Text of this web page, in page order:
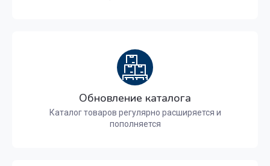
Обновление каталога
Каталог товаров регулярно расширяется и
пополняется